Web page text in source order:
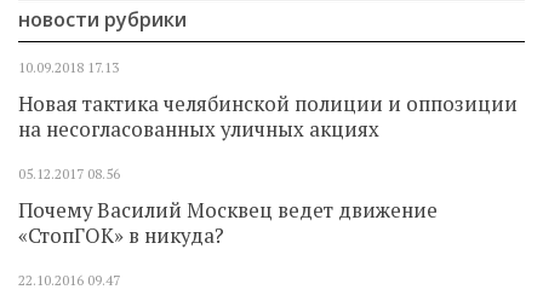
новости рубрики
10.09.2018 17.13
Новая тактика челябинской полиции и оппозиции
на несогласованных уличных акциях
05.12.2017 08.56
Почему Василий Москвец ведет движение
«СтопГОК» в никуда?
22.10.2016 09.47